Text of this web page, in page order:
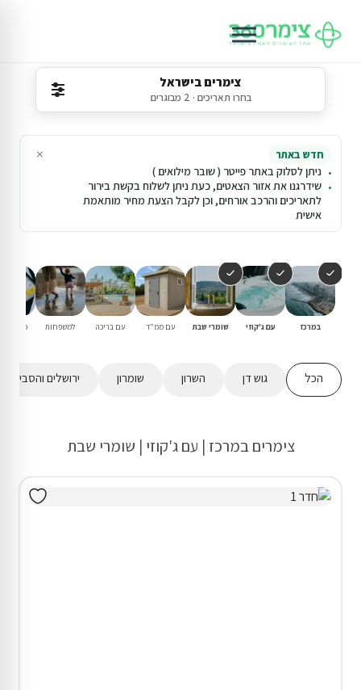
צימרים בישראל
בחרו תאריכים · 2 מבוגרים
חדש באתר
ניתן לסלוק באתר פייטר ( שובר מילואים )
שידרגנו את אזור הצאטים, כעת ניתן לשלוח בקשת בירור
לתאריכים והרכב אורחים, וכן לקבל הצעת מחיר מותאמת
אישית
×
במרכז עם ג'קוזי שומרי שבת עם ממ"ד עם בריכה למשפחות
פנוי
הכל גוש דן השרון שומרון ירושלים והסביבה
צימרים במרכז | עם ג'קוזי | שומרי שבת